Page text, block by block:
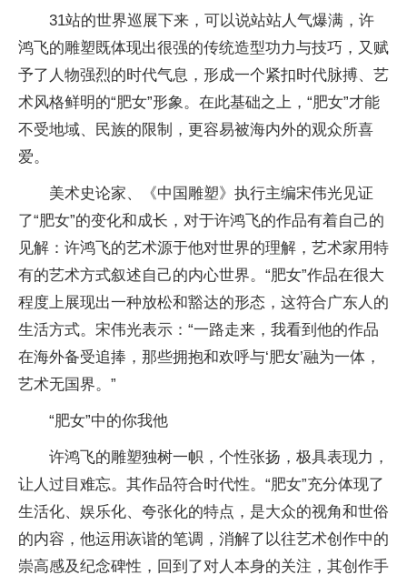
31站的世界巡展下来，可以说站站人气爆满，许
鸿飞的雕塑既体现出很强的传统造型功力与技巧，又赋
予了人物强烈的时代气息，形成一个紧扣时代脉搏、艺
术风格鲜明的“肥女”形象。在此基础之上，“肥女”才能
不受地域、民族的限制，更容易被海内外的观众所喜
爱。
美术史论家、《中国雕塑》执行主编宋伟光见证
了“肥女”的变化和成长，对于许鸿飞的作品有着自己的
见解：许鸿飞的艺术源于他对世界的理解，艺术家用特
有的艺术方式叙述自己的内心世界。“肥女”作品在很大
程度上展现出一种放松和豁达的形态，这符合广东人的
生活方式。宋伟光表示：“一路走来，我看到他的作品
在海外备受追捧，那些拥抱和欢呼与‘肥女’融为一体，
艺术无国界。”
“肥女”中的你我他
许鸿飞的雕塑独树一帜，个性张扬，极具表现力，
让人过目难忘。其作品符合时代性。“肥女”充分体现了
生活化、娱乐化、夸张化的特点，是大众的视角和世俗
的内容，他运用诙谐的笔调，消解了以往艺术创作中的
崇高感及纪念碑性，回到了对人本身的关注，其创作手